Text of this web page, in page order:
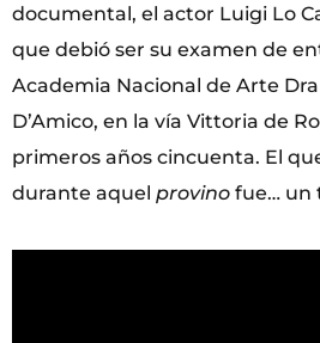
documental, el actor Luigi Lo
que debió ser su examen de
Academia Nacional de Arte
D’Amico, en la vía Vittoria de
primeros años cincuenta. El
durante aquel provino fue… un